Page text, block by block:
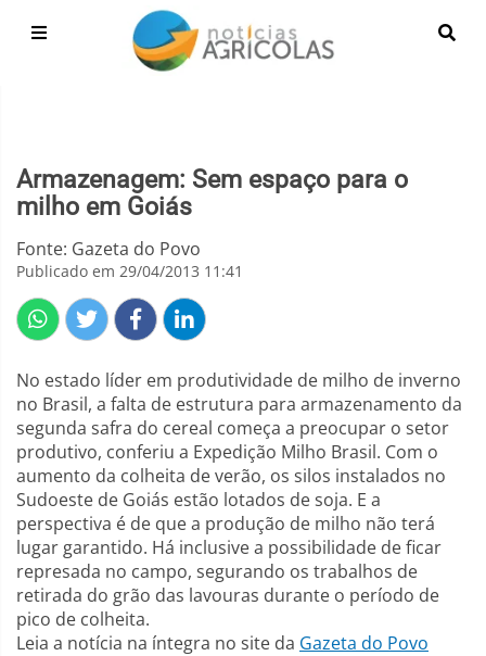
Armazenagem: Sem espaço para o
milho em Goiás
Fonte: Gazeta do Povo
Publicado em 29/04/2013 11:41
No estado líder em produtividade de milho de inverno
no Brasil, a falta de estrutura para armazenamento da
segunda safra do cereal começa a preocupar o setor
produtivo, conferiu a Expedição Milho Brasil. Com o
aumento da colheita de verão, os silos instalados no
Sudoeste de Goiás estão lotados de soja. E a
perspectiva é de que a produção de milho não terá
lugar garantido. Há inclusive a possibilidade de ficar
represada no campo, segurando os trabalhos de
retirada do grão das lavouras durante o período de
pico de colheita.
Leia a notícia na íntegra no site da Gazeta do Povo